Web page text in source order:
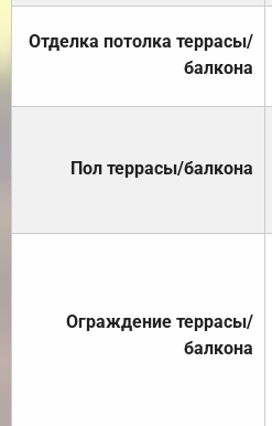
Отделка потолка террасы/
балкона
Пол террасы/балкона
Ограждение террасы/
балкона